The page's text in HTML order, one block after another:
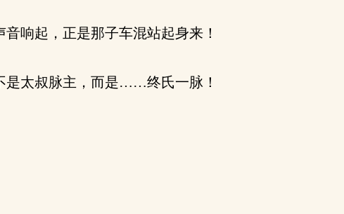
响起，正是那子车混站起身来！
太叔脉主，而是……终氏一脉！